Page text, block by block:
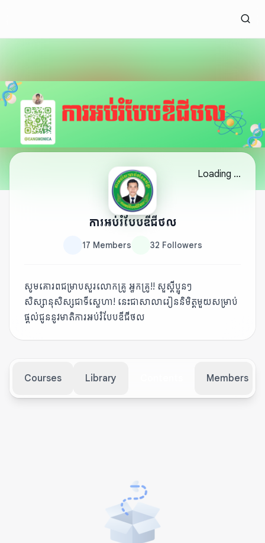
Loading ...
ការអប់រំបែបឌីជីថល
17 Members 32 Followers
សូមគោរពជម្រាបសួរលោកគ្រូ អ្នកគ្រូ!! សួស្ដីប្អូនៗ
សិស្សានុសិស្សជាទីស្នេហា! នេះជាសាលារៀននិមិត្តមួយសម្រាប់
ផ្ដល់ជូន​នូវមាតិការ​អប់រំបែបឌីជីថល
Courses Library Members